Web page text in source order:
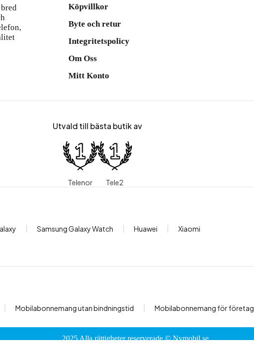
Köpvillkor
Byte och retur
Integritetspolicy
Om Oss
Mitt Konto
Utvald till bästa butik av
Telenor Tele2
Samsung Galaxy Watch Huawei Xiaomi
Mobilabonnemang utan bindningstid Mobilabonnemang för företag
2025 Alla rättigheter reserverade ©Nymobil.se